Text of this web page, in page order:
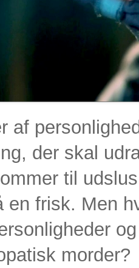
af
der skal
til
en frisk. Men
morder?